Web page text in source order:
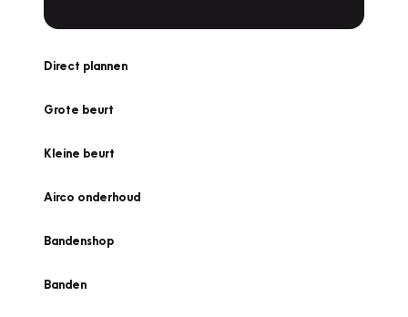
Direct plannen
Grote beurt
Kleine beurt
Airco onderhoud
Bandenshop
Banden